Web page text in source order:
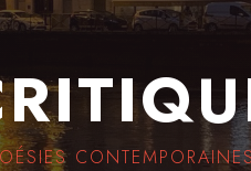
CONTEMPORAINES